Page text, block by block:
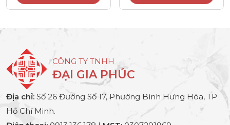
CÔNG TY TNHH
ĐẠI GIA PHÚC
Địa chỉ: Số 26 Đường Số 17, Phường Bình Hưng Hòa, TP
Hồ Chí Minh.